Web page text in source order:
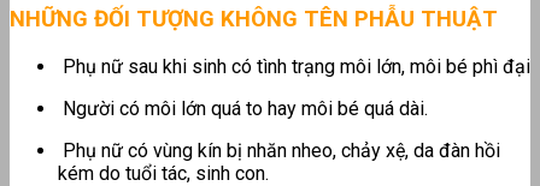
NHỮNG ĐỐI TƯỢNG KHÔNG TÊN PHẪU THUẬT
Phụ nữ sau khi sinh có tình trạng môi lớn, môi bé phì đại
Người có môi lớn quá to hay môi bé quá dài.
Phụ nữ có vùng kín bị nhăn nheo, chảy xệ, da đàn hồi
kém do tuổi tác, sinh con.